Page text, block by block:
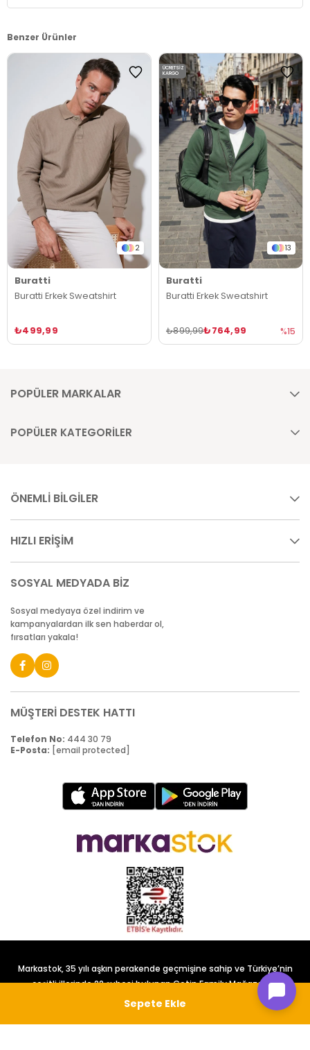
Benzer Ürünler
2
Buratti
Buratti Erkek Sweatshirt
₺499,99
13
Buratti
Buratti Erkek Sweatshirt
₺764,99
₺899,99 %15
ÜCRETSIZ
KARGO
POPÜLER MARKALAR
POPÜLER KATEGORİLER
ÖNEMLİ BİLGİLER
HIZLI ERİŞİM
SOSYAL MEDYADA BİZ
Sosyal medyaya özel indirim ve
kampanyalardan ilk sen haberdar ol,
fırsatları yakala!
MÜŞTERİ DESTEK HATTI
Telefon No: 444 30 79
E-Posta: [email protected]
Markastok, 35 yılı aşkın perakende geçmişine sahip ve Türkiye’nin
çeşitli illerinde 22 şubesi bulunan Çetin Family Mağazacılık
tarafından kurulmuştur.